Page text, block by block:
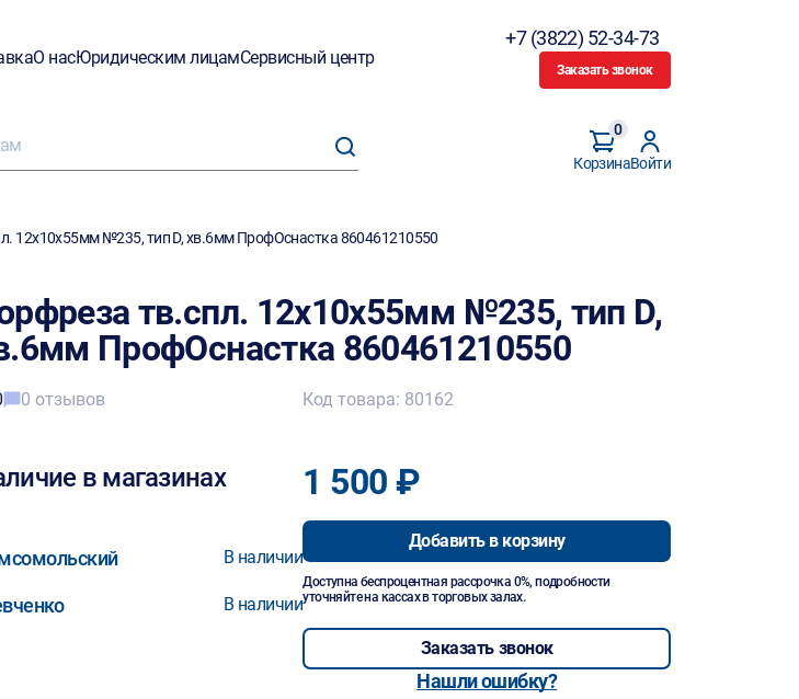
О насЮридическим лицамСервисный центр
+7 (3822) 52-34-73
Заказать звонок
Корзина
0
Войти
12х10х55мм №235, тип D, хв.6мм ПрофОснастка 860461210550
тв.спл. 12х10х55мм №235, тип D,
ПрофОснастка 860461210550
0 отзывов
в магазинах
В наличии
В наличии
Код товара: 80162
1 500 ₽
Добавить в корзину
Доступна беспроцентная рассрочка 0%, подробности
уточняйте на кассах в торговых залах.
Заказать звонок
Нашли ошибку?